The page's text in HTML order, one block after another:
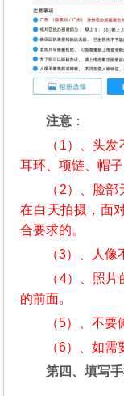
注意 ：
（1）、头
耳环、项链、帽
（2）、脸
在白天拍摄，面
合要求的。
（3）、人
（4）、照
的前面。
（5）、不要
（6）、如需
第四、填写